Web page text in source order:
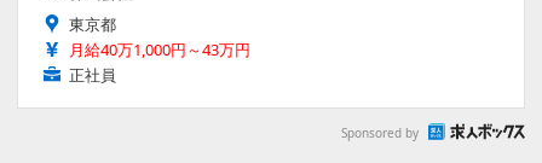
東京都
月給40万1,000円～43万円
正社員
Sponsored by